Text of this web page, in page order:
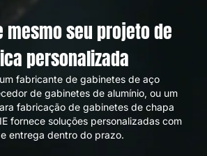
mesmo seu projeto de
personalizada
fabricante de gabinetes de aço
de gabinetes de alumínio, ou um
fabricação de gabinetes de chapa
fornece soluções personalizadas com
entrega dentro do prazo.